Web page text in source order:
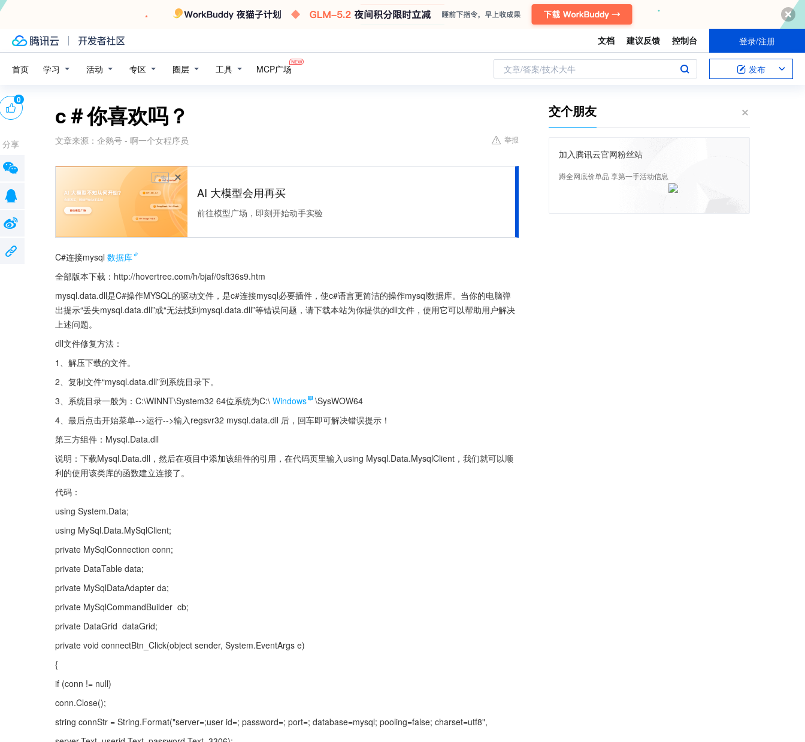
文档 建议反馈 控制台 登录/注册
首页 学习 活动 专区 圈层 工具 MCP广场 文章/答案/技术大牛 发布
c＃你喜欢吗？
文章来源： 企鹅号 - 啊一个女程序员 举报
广告
AI 大模型会用再买
前往模型广场，即刻开始动手实验
C#连接mysql 数据库
全部版本下载：http://hovertree.com/h/bjaf/0sft36s9.htm
mysql.data.dll是C#操作MYSQL的驱动文件，是c#连接mysql必要插件，使c#语言更简洁的操作mysql数据库。当你的电脑弹
出提示“丢失mysql.data.dll”或“无法找到mysql.data.dll”等错误问题，请下载本站为你提供的dll文件，使用它可以帮助用户解决
上述问题。
dll文件修复方法：
1、解压下载的文件。
2、复制文件“mysql.data.dll”到系统目录下。
3、系统目录一般为：C:\WINNT\System32 64位系统为C:\ Windows
\SysWOW64
4、最后点击开始菜单-->运行-->输入regsvr32 mysql.data.dll 后，回车即可解决错误提示！
第三方组件：Mysql.Data.dll
说明：下载Mysql.Data.dll，然后在项目中添加该组件的引用，在代码页里输入using Mysql.Data.MysqlClient，我们就可以顺
利的使用该类库的函数建立连接了。
代码：
using System.Data;
using MySql.Data.MySqlClient;
private MySqlConnection conn;
private DataTable data;
private MySqlDataAdapter da;
private MySqlCommandBuilder  cb;
private DataGrid  dataGrid;
private void connectBtn_Click(object sender, System.EventArgs e)
{
if (conn != null)
conn.Close();
string connStr = String.Format("server=;user id=; password=; port=; database=mysql; pooling=false; charset=utf8",
0
分享
交个朋友
加入腾讯云官网粉丝站
蹲全网底价单品 享第一手活动信息